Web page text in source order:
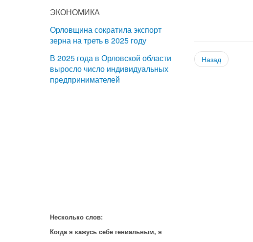
Назад
ЭКОНОМИКА
Орловщина сократила экспорт
зерна на треть в 2025 году
В 2025 года в Орловской области
выросло число индивидуальных
предпринимателей
Несколько слов:
Когда я кажусь себе гениальным, я